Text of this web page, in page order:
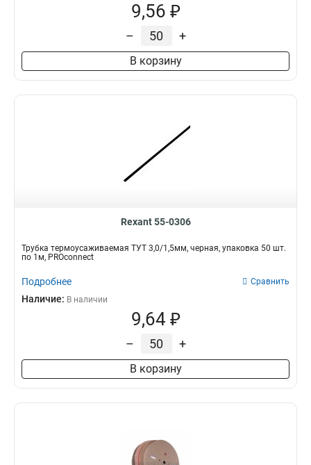
9,56 ₽
– +
В корзину
Rexant 55-0306
Трубка термоусаживаемая ТУТ 3,0/1,5мм, черная, упаковка 50 шт.
по 1м, PROconnect
Подробнее Сравнить
Наличие: В наличии
9,64 ₽
– +
В корзину